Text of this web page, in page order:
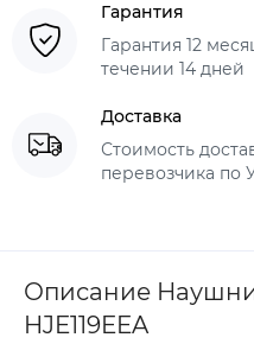
Гарантия
Гарантия 12
течении 14 дней
Доставка
Стоимость
перевозчика по
Описание
HJE119EEA